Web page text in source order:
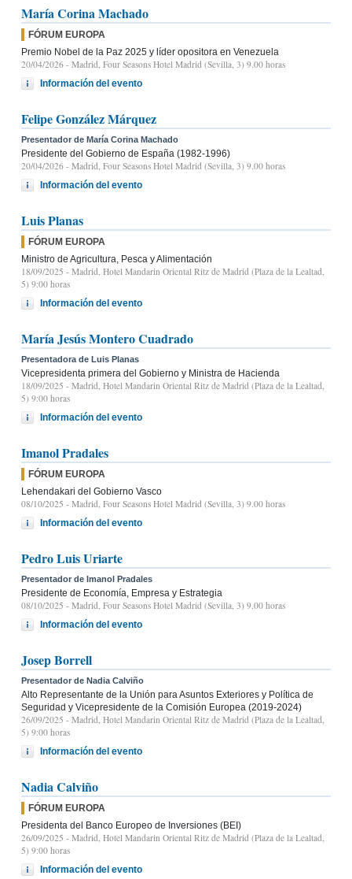
María Corina Machado
FÓRUM EUROPA
Premio Nobel de la Paz 2025 y líder opositora en Venezuela
20/04/2026 - Madrid, Four Seasons Hotel Madrid (Sevilla, 3) 9.00 horas
Información del evento
Felipe González Márquez
Presentador de María Corina Machado
Presidente del Gobierno de España (1982-1996)
20/04/2026 - Madrid, Four Seasons Hotel Madrid (Sevilla, 3) 9.00 horas
Información del evento
Luis Planas
FÓRUM EUROPA
Ministro de Agricultura, Pesca y Alimentación
18/09/2025 - Madrid, Hotel Mandarin Oriental Ritz de Madrid (Plaza de la Lealtad,
5) 9:00 horas
Información del evento
María Jesús Montero Cuadrado
Presentadora de Luis Planas
Vicepresidenta primera del Gobierno y Ministra de Hacienda
18/09/2025 - Madrid, Hotel Mandarin Oriental Ritz de Madrid (Plaza de la Lealtad,
5) 9:00 horas
Información del evento
Imanol Pradales
FÓRUM EUROPA
Lehendakari del Gobierno Vasco
08/10/2025 - Madrid, Four Seasons Hotel Madrid (Sevilla, 3) 9.00 horas
Información del evento
Pedro Luis Uriarte
Presentador de Imanol Pradales
Presidente de Economía, Empresa y Estrategia
08/10/2025 - Madrid, Four Seasons Hotel Madrid (Sevilla, 3) 9.00 horas
Información del evento
Josep Borrell
Presentador de Nadia Calviño
Alto Representante de la Unión para Asuntos Exteriores y Política de
Seguridad y Vicepresidente de la Comisión Europea (2019-2024)
26/09/2025 - Madrid, Hotel Mandarin Oriental Ritz de Madrid (Plaza de la Lealtad,
5) 9:00 horas
Información del evento
Nadia Calviño
FÓRUM EUROPA
Presidenta del Banco Europeo de Inversiones (BEI)
26/09/2025 - Madrid, Hotel Mandarin Oriental Ritz de Madrid (Plaza de la Lealtad,
5) 9:00 horas
Información del evento